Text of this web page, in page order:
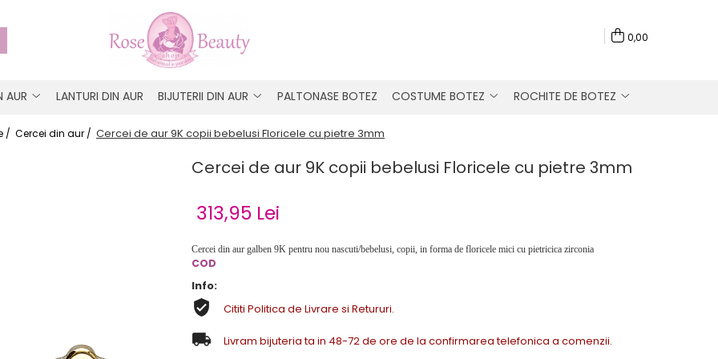
0,00
AUR LANTURI DIN AUR BIJUTERII DIN AUR PALTONASE BOTEZ COSTUME BOTEZ ROCHITE DE BOTEZ
/ Cercei din aur / Cercei de aur 9K copii bebelusi Floricele cu pietre 3mm
Cercei de aur 9K copii bebelusi Floricele cu pietre 3mm
313,95 Lei
Cercei din aur galben 9K pentru nou nascuti/bebelusi, copii, in forma de floricele mici cu pietricica zirconia
COD
Info:
Cititi Politica de Livrare si Retururi.
Livram bijuteria ta in 48-72 de ore de la confirmarea telefonica a comenzii.